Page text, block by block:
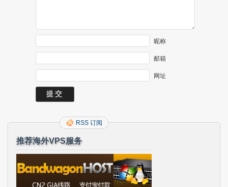
昵称
邮箱
网址
RSS 订阅
推荐海外VPS服务